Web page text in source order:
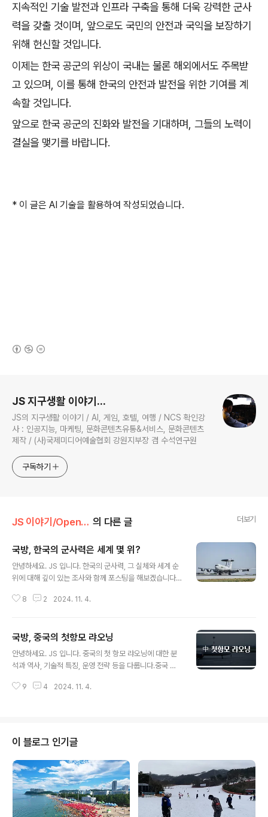
지속적인 기술 발전과 인프라 구축을 통해 더욱 강력한 군사
력을 갖출 것이며, 앞으로도 국민의 안전과 국익을 보장하기
위해 헌신할 것입니다.
이제는 한국 공군의 위상이 국내는 물론 해외에서도 주목받
고 있으며, 이를 통해 한국의 안전과 발전을 위한 기여를 계
속할 것입니다.
앞으로 한국 공군의 진화와 발전을 기대하며, 그들의 노력이
결실을 맺기를 바랍니다.
* 이 글은 AI 기술을 활용하여 작성되었습니다.
JS 지구생활 이야기...
JS의 지구생활 이야기 / AI, 게임, 호텔, 여행 / NCS 확인강
사 : 인공지능, 마케팅, 문화콘텐츠유통&서비스, 문화콘텐츠
제작 / (사)국제미디어예술협회 강원지부장 겸 수석연구원
구독하기
JS 이야기/Open AI 의 다른 글 더보기
국방, ​한국의 군사력은 세계 몇 위?
안녕하세요. JS 입니다. 한국의 군사력, 그 실체와 세계 순
위에 대해 깊이 있는 조사와 함께 포스팅을 해보겠습니다.
게 될까요? 한국의 군사력 이해하기한국의 군사력은 지역
어떻게 발전시켜 왔는지, 그리고 현재 세계에서 어떤 위치
에 있는지를 알아볼 필요가 있습니다.한국의 군사력은 단
순히 숫자나 장비의 양을 넘어, 전략적 사고와 미래의 도전
배경에서 비롯된 한국의 군사력은 해가 거듭될수록 더욱
8 2 2024. 11. 4.
​국방, 중국의 첫항모 랴오닝
안녕하세요. JS 입니다. 중국의 첫 항모 랴오닝에 대한 분
석과 역사, 기술적 특징, 운영 전략 등을 다룹니다.중국 해
팅합니다. 랴오닝의 역사적 배경중국의 첫 항공모함 랴오
소련의 군사력 확장을 위한 주요 수단 중 하나였습니다.그
러나 소련의 해체 이후, 현재의 랴오닝으로 재탄생하기까
지의 과정은 여러 드라마틱한 사건들을 포함하고 있습니
다. 1980년대, 소련에서 건조 중이던 항모가 경제 위기로
인해 미완성 상태로 남겨졌고, 이를 중국이 1998년에 구
매하게 되었습니다.랴오닝은 이렇게 해서 ..
9 4 2024. 11. 4.
이 블로그 인기글